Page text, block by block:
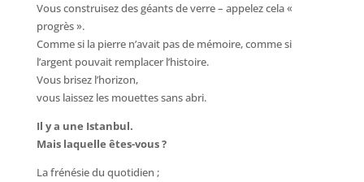
Vous construisez des géants de verre – appelez cela «
progrès ».
Comme si la pierre n’avait pas de mémoire, comme si
l’argent pouvait remplacer l’histoire.
Vous brisez l’horizon,
vous laissez les mouettes sans abri.
Il y a une Istanbul.
Mais laquelle êtes-vous ?
La frénésie du quotidien ;